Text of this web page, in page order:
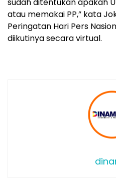
sudah ditentukan apakah
atau memakai PP,” kata
Peringatan Hari Pers
diikutinya secara virtual.